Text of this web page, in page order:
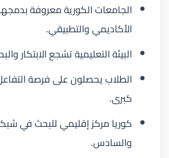
الجامعات الكورية معروفة
الأكاديمي والتطبيقي.
البيئة التعليمية تشجع الابتكار
الطلاب يحصلون على فرصة
كبرى.
كوريا مركز إقليمي للبحث في
والسادس.